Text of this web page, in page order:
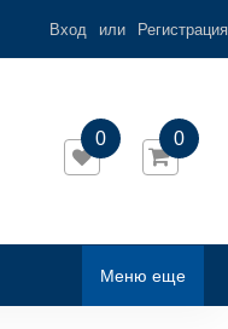
Вход или Регистрация
0
0
Меню еще